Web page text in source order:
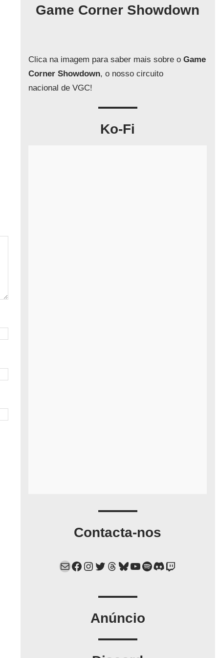
Game Corner Showdown
Clica na imagem para saber mais sobre oGame
Corner Showdown, o nosso circuito
nacional de VGC!
Ko-Fi
Contacta-nos
Mail Facebook Instagram Twitter Threads Bluesky YouTube Spotify Discord Twitch
Anúncio